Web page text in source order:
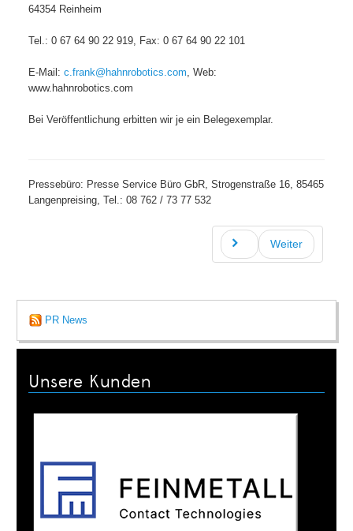
64354 Reinheim
Tel.: 0 67 64 90 22 919, Fax: 0 67 64 90 22 101
E-Mail:c.frank@hahnrobotics.com , Web:
www.hahnrobotics.com
Bei Veröffentlichung erbitten wir je ein Belegexemplar.
Pressebüro: Presse Service Büro GbR, Strogenstraße 16, 85465
Langenpreising, Tel.: 08 762 / 73 77 532
Weiter
PR News
Unsere Kunden